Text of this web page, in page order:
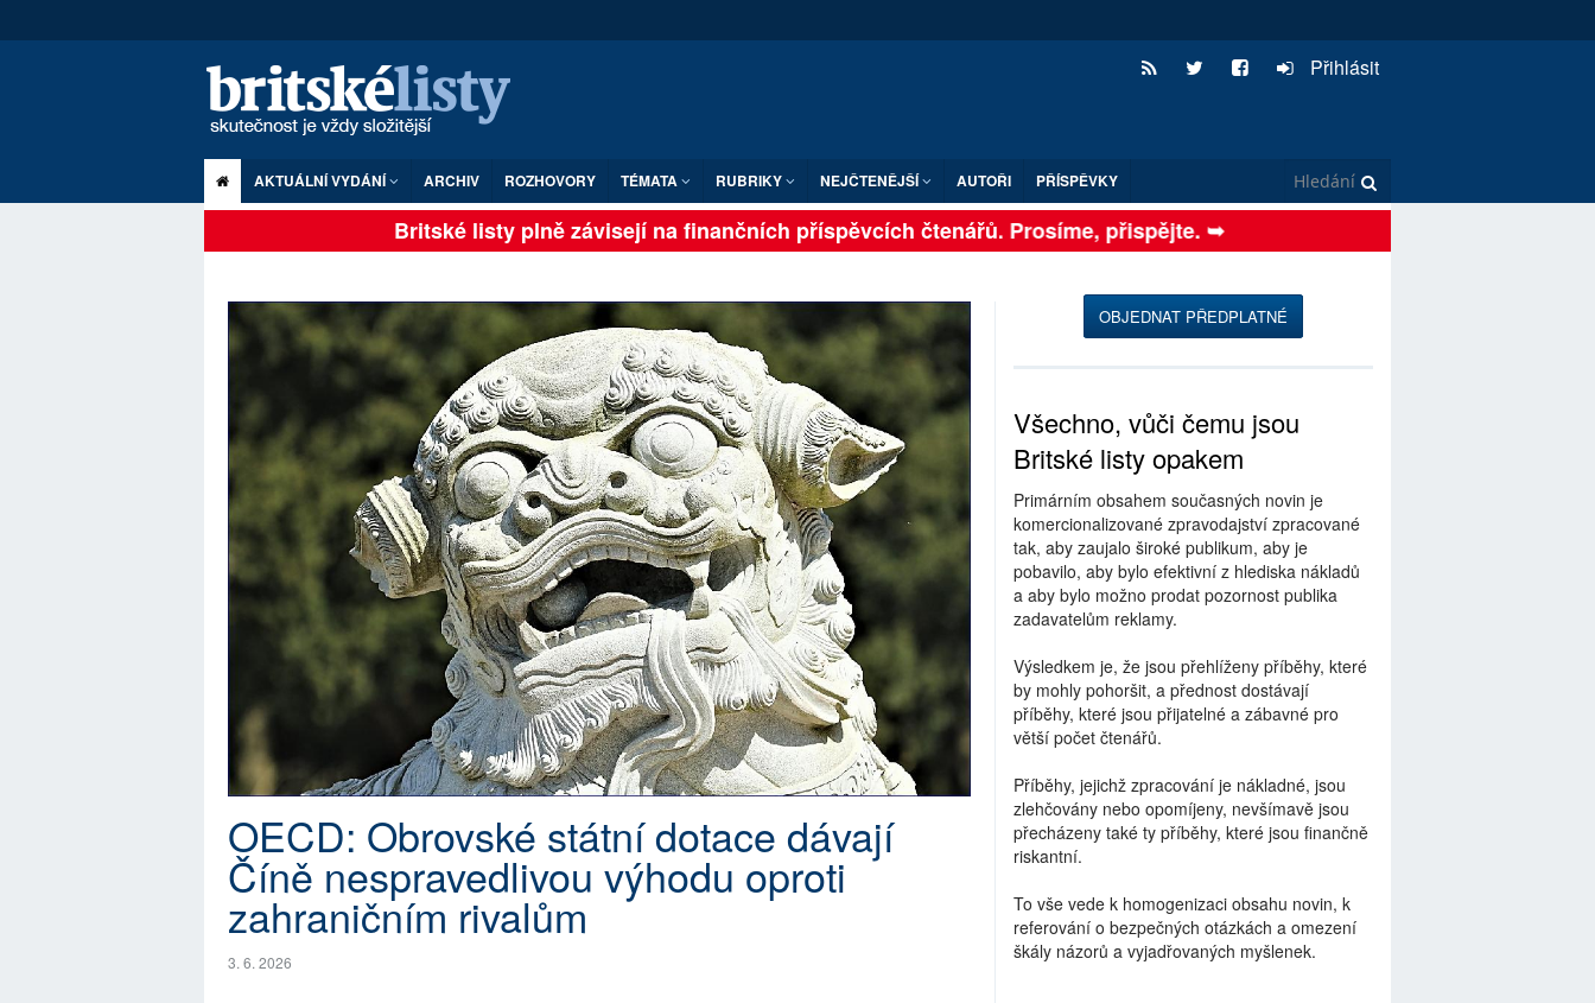
Přihlásit
AKTUÁLNÍ VYDÁNÍ ARCHIV ROZHOVORY TÉMATA RUBRIKY NEJČTENĚJŠÍ AUTOŘI PŘÍSPĚVKY
Britské listy plně závisejí na finančních příspěvcích čtenářů. Prosíme, přispějte. ➥
OECD: Obrovské státní dotace dávají
Číně nespravedlivou výhodu oproti
zahraničním rivalům
3. 6. 2026
OBJEDNAT PŘEDPLATNÉ
Všechno, vůči čemu jsou
Britské listy opakem
Primárním obsahem současných novin je
komercionalizované zpravodajství zpracované
tak, aby zaujalo široké publikum, aby je
pobavilo, aby bylo efektivní z hlediska nákladů
a aby bylo možno prodat pozornost publika
zadavatelům reklamy.
Výsledkem je, že jsou přehlíženy příběhy, které
by mohly pohoršit, a přednost dostávají
příběhy, které jsou přijatelné a zábavné pro
větší počet čtenářů.
Příběhy, jejichž zpracování je nákladné, jsou
zlehčovány nebo opomíjeny, nevšímavě jsou
přecházeny také ty příběhy, které jsou finančně
riskantní.
To vše vede k homogenizaci obsahu novin, k
referování o bezpečných otázkách a omezení
škály názorů a vyjadřovaných myšlenek.